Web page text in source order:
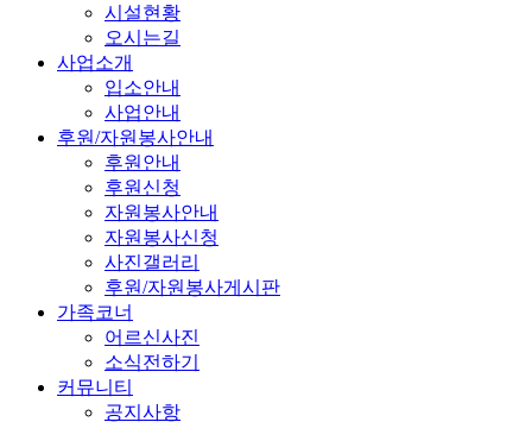
시설현황
오시는길
사업소개
입소안내
사업안내
후원/자원봉사안내
후원안내
후원신청
자원봉사안내
자원봉사신청
사진갤러리
후원/자원봉사게시판
가족코너
어르신사진
소식전하기
커뮤니티
공지사항